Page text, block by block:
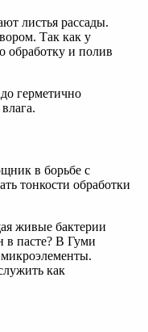
листья рассады.
Так как у
обработку и полив
герметично
в борьбе с
тонкости обработки
живые бактерии
пасте? В Гуми
как